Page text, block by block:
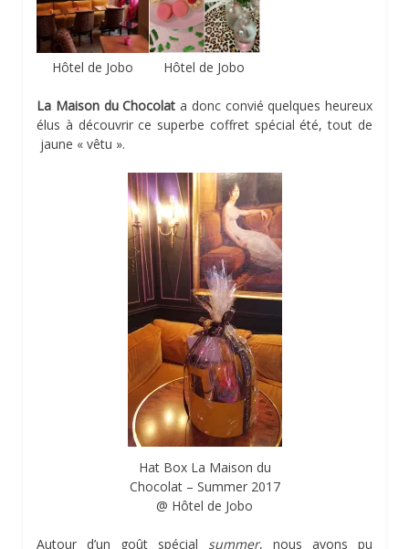
Hôtel de Jobo Hôtel de Jobo
La Maison du Chocolat a donc convié quelques heureux
élus à découvrir ce superbe coffret spécial été, tout de
jaune « vêtu ».
Hat Box La Maison du
Chocolat – Summer 2017
@ Hôtel de Jobo
Autour d’un goût spécial summer, nous avons pu